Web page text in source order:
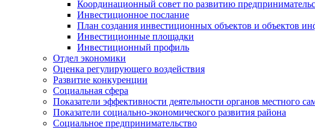
Координационный совет по развитию
Инвестиционное послание
План создания инвестиционных объектов и объектов
Инвестиционные площадки
Инвестиционный профиль
Отдел экономики
Оценка регулирующего воздействия
Развитие конкуренции
Социальная сфера
Показатели эффективности деятельности органов местного
Показатели социально-экономического развития района
Социальное предпринимательство